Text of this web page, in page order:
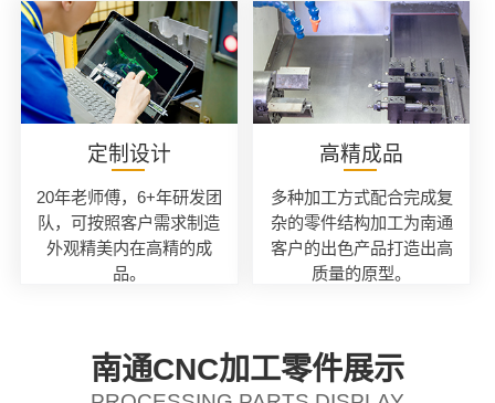
定制设计
20年老师傅，6+年研发团
队，可按照客户需求制造
外观精美内在高精的成
品。
高精成品
多种加工方式配合完成复
杂的零件结构加工为南通
客户的出色产品打造出高
质量的原型。
南通CNC加工零件展示